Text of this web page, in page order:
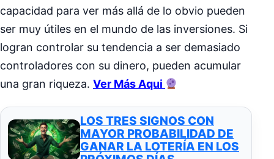
capacidad para ver más allá de lo obvio pueden
ser muy útiles en el mundo de las inversiones. Si
logran controlar su tendencia a ser demasiado
controladores con su dinero, pueden acumular
una gran riqueza. Ver Más Aqui
LOS TRES SIGNOS CON
MAYOR PROBABILIDAD DE
GANAR LA LOTERÍA EN LOS